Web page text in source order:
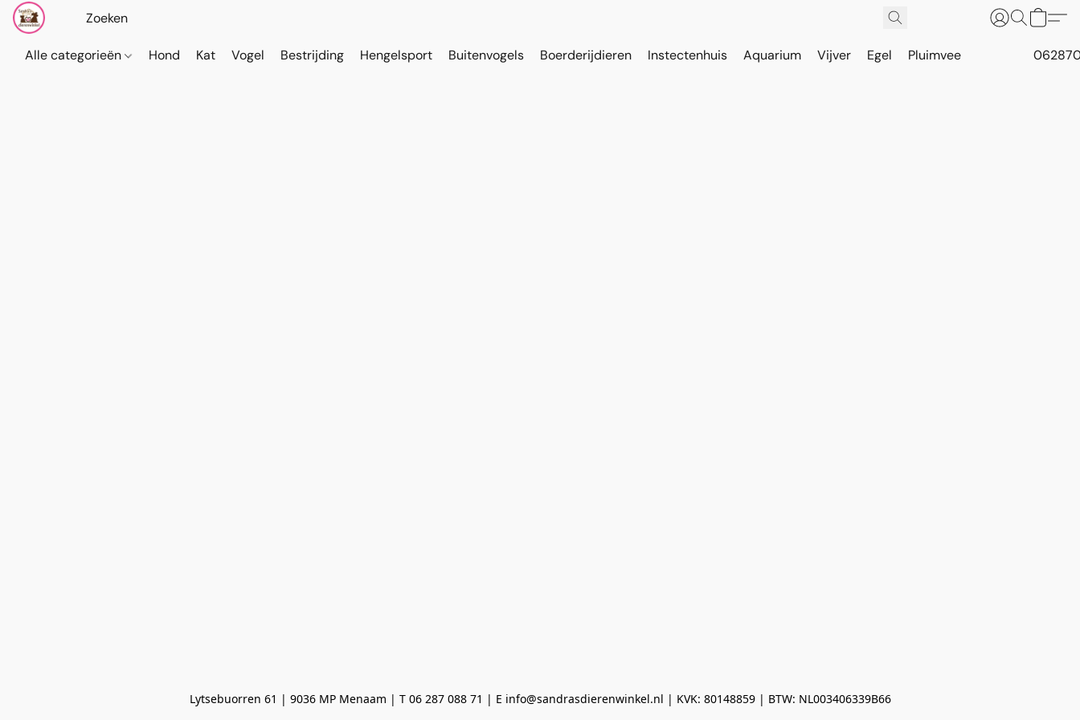
Alle categorieën Hond Kat Vogel Bestrijding Hengelsport Buitenvogels Boerderijdieren Instectenhuis Aquarium Vijver Egel Pluimvee
Lytsebuorren 61 | 9036 MP Menaam | T 06 287 088 71 | E info@sandrasdierenwinkel.nl | KVK: 80148859 | BTW: NL003406339B66